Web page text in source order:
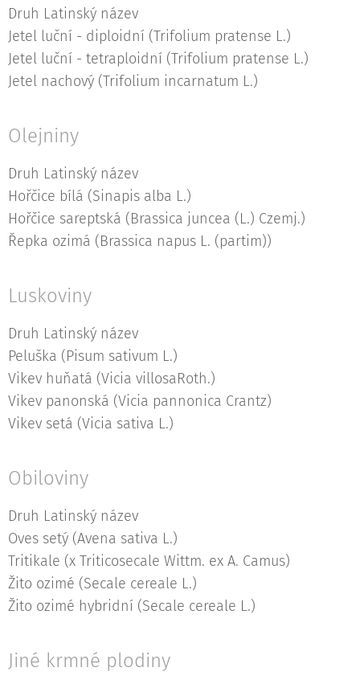
Druh Latinský název
Jetel luční - diploidní (Trifolium pratense L.)
Jetel luční - tetraploidní (Trifolium pratense L.)
Jetel nachový (Trifolium incarnatum L.)
Olejniny
Druh Latinský název
Hořčice bílá (Sinapis alba L.)
Hořčice sareptská (Brassica juncea (L.) Czemj.)
Řepka ozimá (Brassica napus L. (partim))
Luskoviny
Druh Latinský název
Peluška (Pisum sativum L.)
Vikev huňatá (Vicia villosaRoth.)
Vikev panonská (Vicia pannonica Crantz)
Vikev setá (Vicia sativa L.)
Obiloviny
Druh Latinský název
Oves setý (Avena sativa L.)
Tritikale (x Triticosecale Wittm. ex A. Camus)
Žito ozimé (Secale cereale L.)
Žito ozimé hybridní (Secale cereale L.)
Jiné krmné plodiny